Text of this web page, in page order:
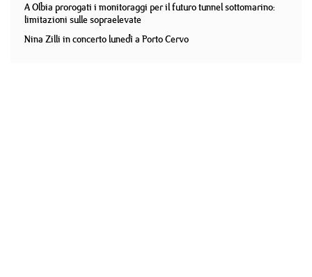
A Olbia prorogati i monitoraggi per il futuro tunnel sottomarino:
limitazioni sulle sopraelevate
Nina Zilli in concerto lunedì a Porto Cervo